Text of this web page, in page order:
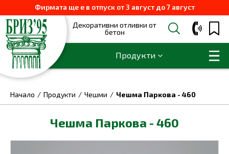
Фирмата ще е в отпуск от 3 август до 7 август
Декоративни отливки от
бетон
Продукти
Начало Продукти Чешми Чешма Паркова - 460
Чешма Паркова - 460